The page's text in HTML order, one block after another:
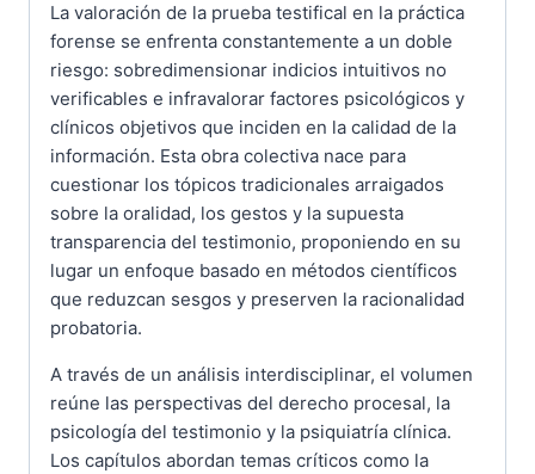
La valoración de la prueba testifical en la práctica
forense se enfrenta constantemente a un doble
riesgo: sobredimensionar indicios intuitivos no
verificables e infravalorar factores psicológicos y
clínicos objetivos que inciden en la calidad de la
información. Esta obra colectiva nace para
cuestionar los tópicos tradicionales arraigados
sobre la oralidad, los gestos y la supuesta
transparencia del testimonio, proponiendo en su
lugar un enfoque basado en métodos científicos
que reduzcan sesgos y preserven la racionalidad
probatoria.
A través de un análisis interdisciplinar, el volumen
reúne las perspectivas del derecho procesal, la
psicología del testimonio y la psiquiatría clínica.
Los capítulos abordan temas críticos como la